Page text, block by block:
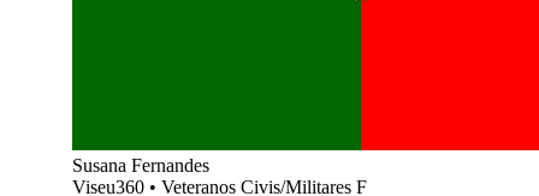
Susana Fernandes
Viseu360 • Veteranos Civis/Militares F